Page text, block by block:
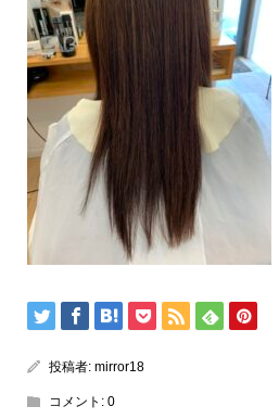
投稿者: mirror18
コメント: 0